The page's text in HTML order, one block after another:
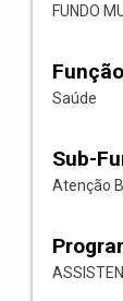
FUNDO
Função
Saúde
Sub-
Atenção